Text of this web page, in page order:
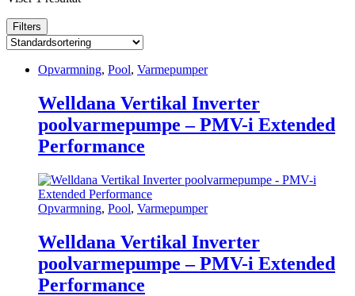
Filters
Opvarmning, Pool, Varmepumper
Welldana Vertikal Inverter
poolvarmepumpe – PMV-i Extended
Performance
Opvarmning, Pool, Varmepumper
Welldana Vertikal Inverter
poolvarmepumpe – PMV-i Extended
Performance